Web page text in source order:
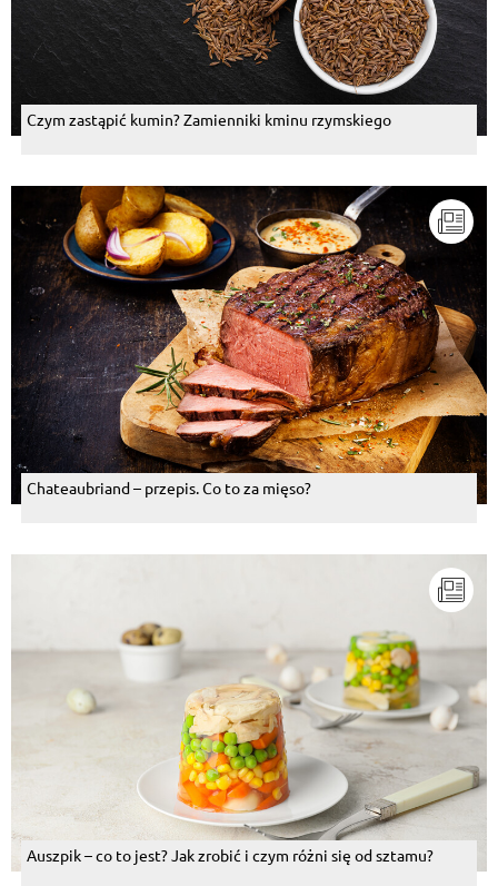
Czym zastąpić kumin? Zamienniki kminu rzymskiego
Chateaubriand – przepis. Co to za mięso?
Auszpik – co to jest? Jak zrobić i czym różni się od sztamu?